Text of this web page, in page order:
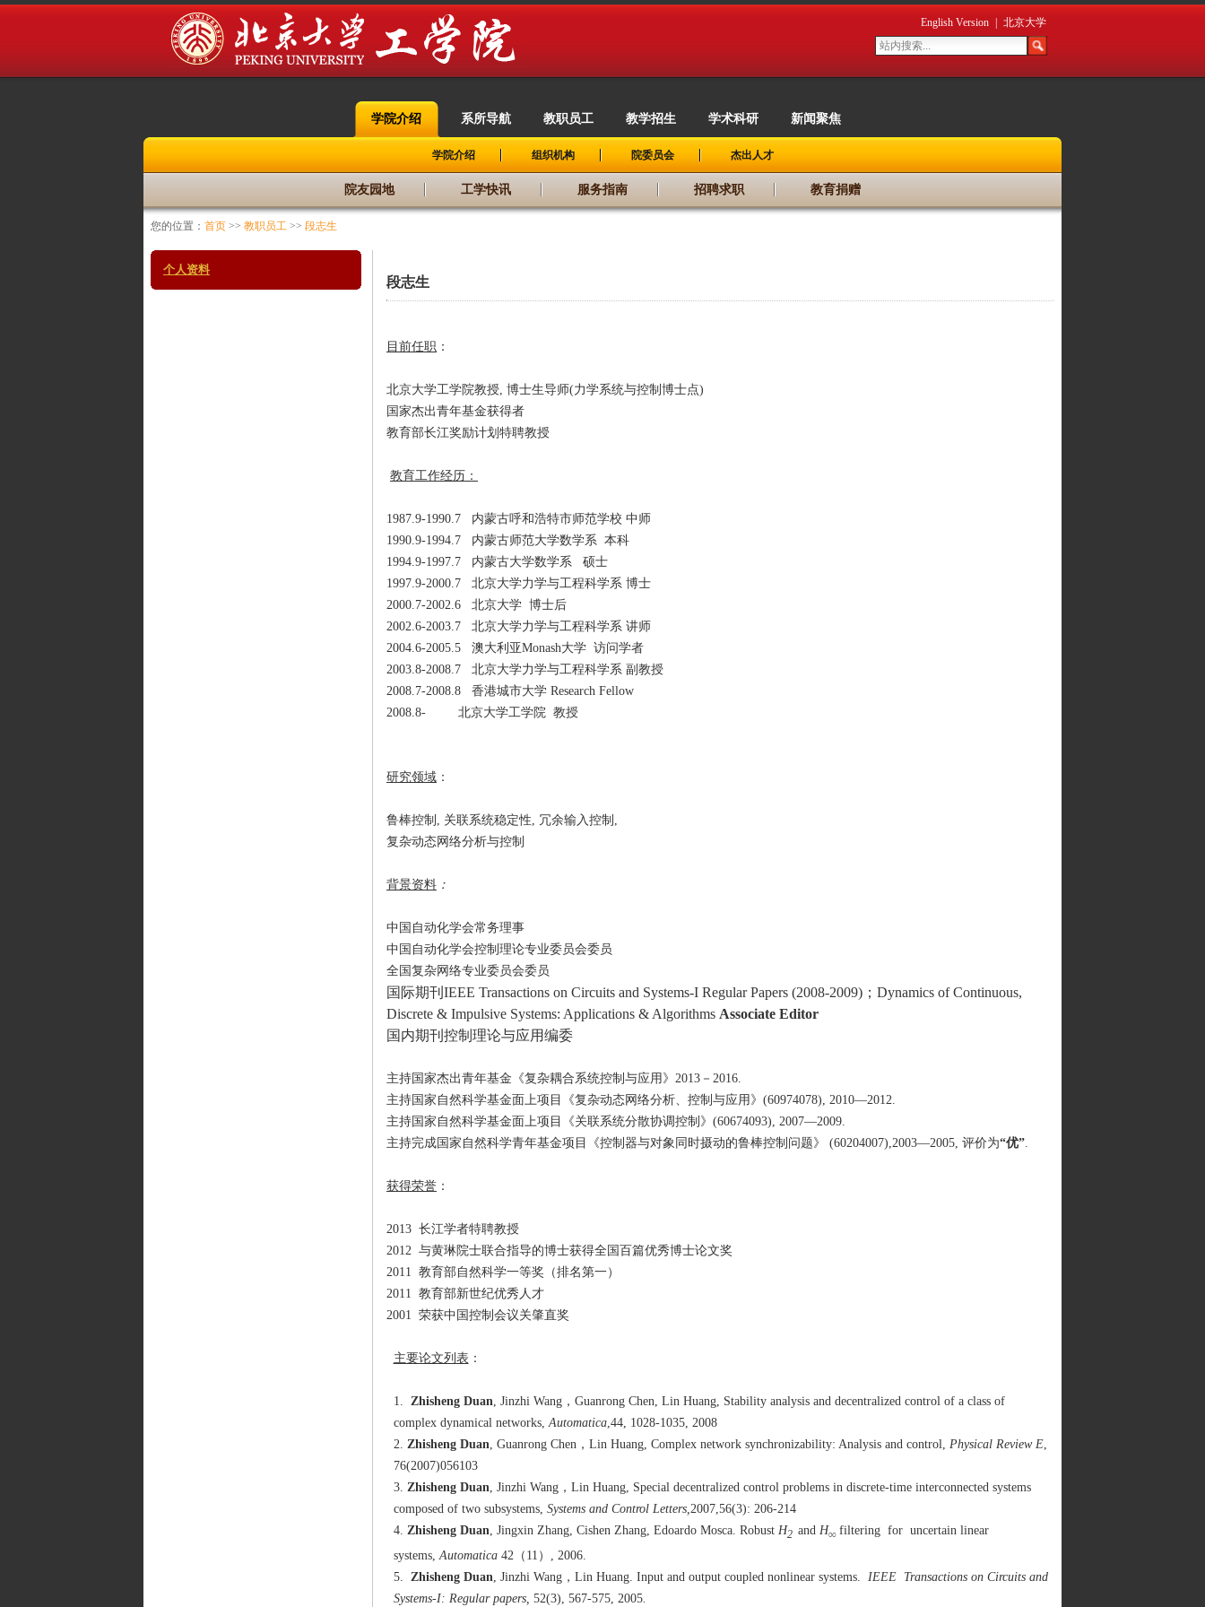
English Version 北京大学
学院介绍 系所导航 教职员工 教学招生 学术科研 新闻聚焦
学院介绍 组织机构 院委员会 杰出人才
院友园地 工学快讯 服务指南 招聘求职 教育捐赠
您的位置： 首页 >> 教职员工 >> 段志生
个人资料
段志生
目前任职 ：
北京大学工学院教授, 博士生导师(力学系统与控制博士点)
国家杰出青年基金获得者
教育部长江奖励计划特聘教授
教育工作经历：
1987.9-1990.7 内蒙古呼和浩特市师范学校 中师
1990.9-1994.7 内蒙古师范大学数学系 本科
1994.9-1997.7 内蒙古大学数学系 硕士
1997.9-2000.7 北京大学力学与工程科学系 博士
2000.7-2002.6 北京大学 博士后
2002.6-2003.7 北京大学力学与工程科学系 讲师
2004.6-2005.5 澳大利亚Monash大学 访问学者
2003.8-2008.7 北京大学力学与工程科学系 副教授
2008.7-2008.8 香港城市大学 Research Fellow
2008.8- 北京大学工学院 教授
研究领域 ：
鲁棒控制, 关联系统稳定性, 冗余输入控制,
复杂动态网络分析与控制
背景资料 ：
中国自动化学会常务理事
中国自动化学会控制理论专业委员会委员
全国复杂网络专业委员会委员
国际期刊 IEEE Transactions on Circuits and Systems-I Regular Papers (2008-2009)； Dynamics of Continuous,
Discrete & Impulsive Systems: Applications & Algorithms Associate Editor
国内期刊控制理论与应用编委
主持国家杰出青年基金《复杂耦合系统控制与应用》2013－2016.
主持国家自然科学基金面上项目《复杂动态网络分析、控制与应用》(60974078), 2010—2012.
主持国家自然科学基金面上项目《关联系统分散协调控制》(60674093), 2007—2009.
主持完成国家自然科学青年基金项目《控制器与对象同时摄动的鲁棒控制问题》 (60204007),2003—2005, 评价为“优”
获得荣誉 ：
2013 长江学者特聘教授
2012 与黄琳院士联合指导的博士获得全国百篇优秀博士论文奖
2011 教育部自然科学一等奖（排名第一）
2011 教育部新世纪优秀人才
2001 荣获中国控制会议关肇直奖
主要论文列表 ：
1. Zhisheng Duan , Jinzhi Wang， Guanrong Chen, Lin Huang, Stability analysis and decentralized control of a class of
complex dynamical networks, Automatica,44, 1028-1035, 2008
2. Zhisheng Duan , Guanrong Chen ， Lin Huang, Complex network synchronizability: Analysis and control, Physical Review E,
76(2007)056103
3. Zhisheng Duan , Jinzhi Wang， Lin Huang, Special decentralized control problems in discrete-time interconnected systems
composed of two subsystems, Systems and Control Letters, 2007,56(3): 206-214
4. Zhisheng Duan , Jingxin Zhang, Cishen Zhang, Edoardo Mosca. Robust H2 and H∞ filtering for uncertain linear
systems,Automatica 42（11）, 2006.
5. Zhisheng Duan, Jinzhi Wang，Lin Huang. Input and output coupled nonlinear systems. IEEE Transactions on Circuits and
Systems-I: Regular papers, 52(3), 567-575, 2005.